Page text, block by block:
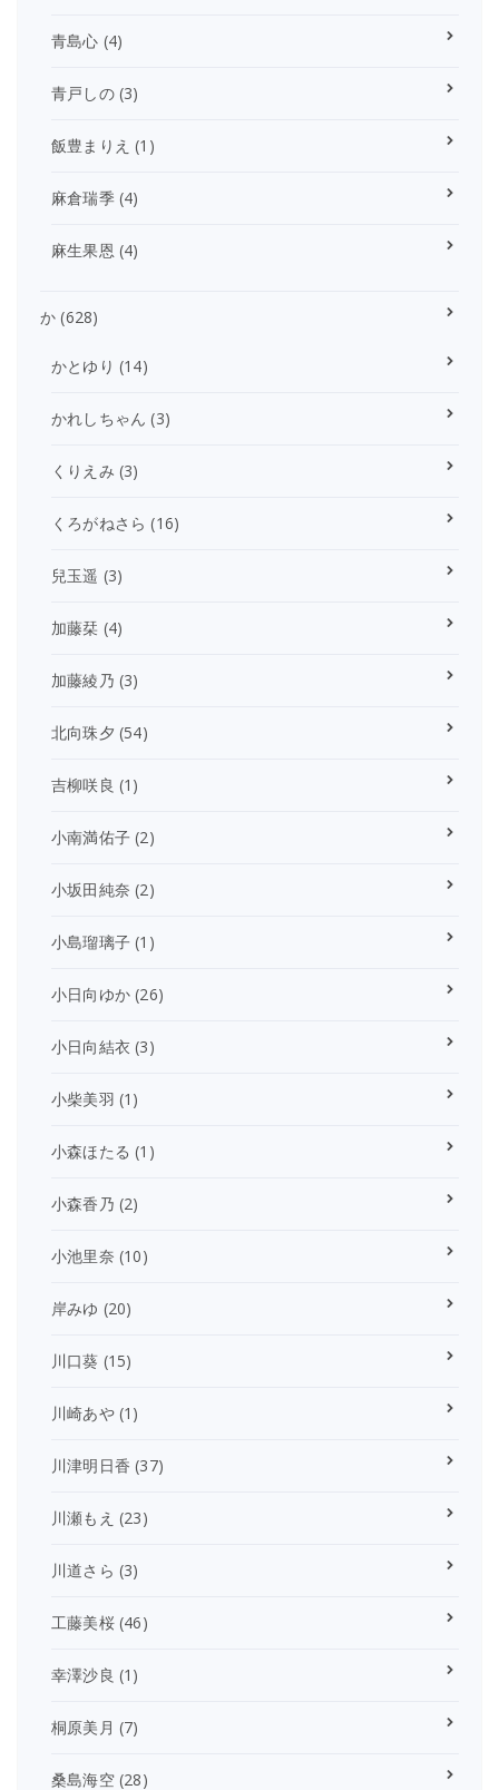
青島心 (4)
青戸しの(3)
飯豊まりえ (1)
麻倉瑞季(4)
麻生果恩 (4)
か (628)
かとゆり (14)
かれしちゃん (3)
くりえみ (3)
くろがねさら (16)
兒玉遥 (3)
加藤栞 (4)
加藤綾乃 (3)
北向珠夕 (54)
吉柳咲良 (1)
小南満佑子 (2)
小坂田純奈 (2)
小島瑠璃子 (1)
小日向ゆか (26)
小日向結衣 (3)
小柴美羽 (1)
小森ほたる (1)
小森香乃 (2)
小池里奈 (10)
岸みゆ (20)
川口葵 (15)
川崎あや(1)
川津明日香 (37)
川瀬もえ (23)
川道さら (3)
工藤美桜(46)
幸澤沙良 (1)
桐原美月 (7)
桑島海空(28)